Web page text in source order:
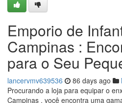
Emporio de
Campinas :
para o Seu
lancervmv639536 86 days ago
Procurando a loja para equipar o
Campinas , você encontra uma